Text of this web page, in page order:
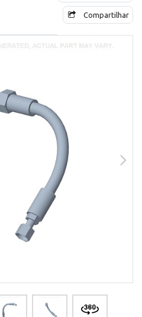
Compartilhar